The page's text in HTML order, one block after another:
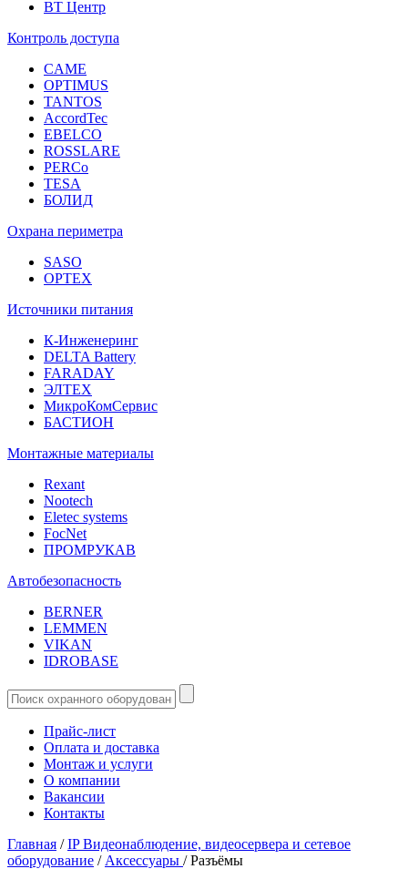
ВТ Центр
Контроль доступа
CAME
OPTIMUS
TANTOS
AccordTec
EBELCO
ROSSLARE
PERCo
TESA
БОЛИД
Охрана периметра
SASO
OPTEX
Источники питания
К-Инженеринг
DELTA Battery
FARADAY
ЭЛТЕХ
МикроКомСервис
БАСТИОН
Монтажные материалы
Rexant
Nootech
Eletec systems
FocNet
ПРОМРУКАВ
Автобезопасность
BERNER
LEMMEN
VIKAN
IDROBASE
Прайс-лист
Оплата и доставка
Монтаж и услуги
О компании
Вакансии
Контакты
Главная /IP Видеонаблюдение, видеосервера и сетевое
оборудование / Аксессуары /Разъёмы